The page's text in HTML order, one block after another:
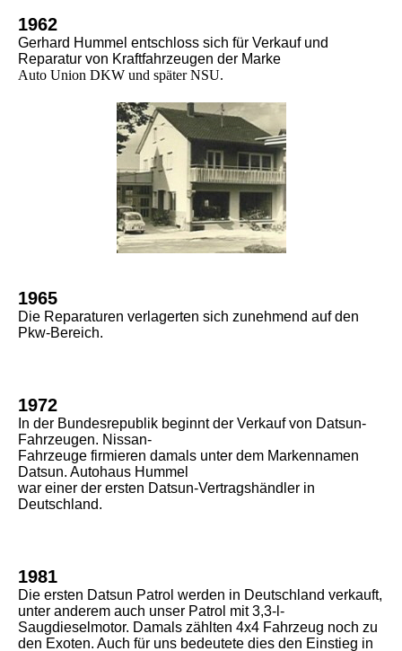
1962
Gerhard Hummel entschloss sich für Verkauf und
Reparatur von Kraftfahrzeugen der Marke
Auto Union DKW und später NSU.
1965
Die Reparaturen verlagerten sich zunehmend auf den
Pkw-Bereich.
1972
In der Bundesrepublik beginnt der Verkauf von Datsun-
Fahrzeugen. Nissan-
Fahrzeuge firmieren damals unter dem Markennamen
Datsun. Autohaus Hummel
war einer der ersten Datsun-Vertragshändler in
Deutschland.
1981
Die ersten Datsun Patrol werden in Deutschland verkauft,
unter anderem auch unser Patrol mit 3,3-l-
Saugdieselmotor. Damals zählten 4x4 Fahrzeug noch zu
den Exoten. Auch für uns bedeutete dies den Einstieg in